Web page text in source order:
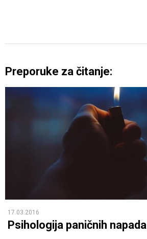
Preporuke za čitanje:
17.03.2016
Psihologija paničnih napada